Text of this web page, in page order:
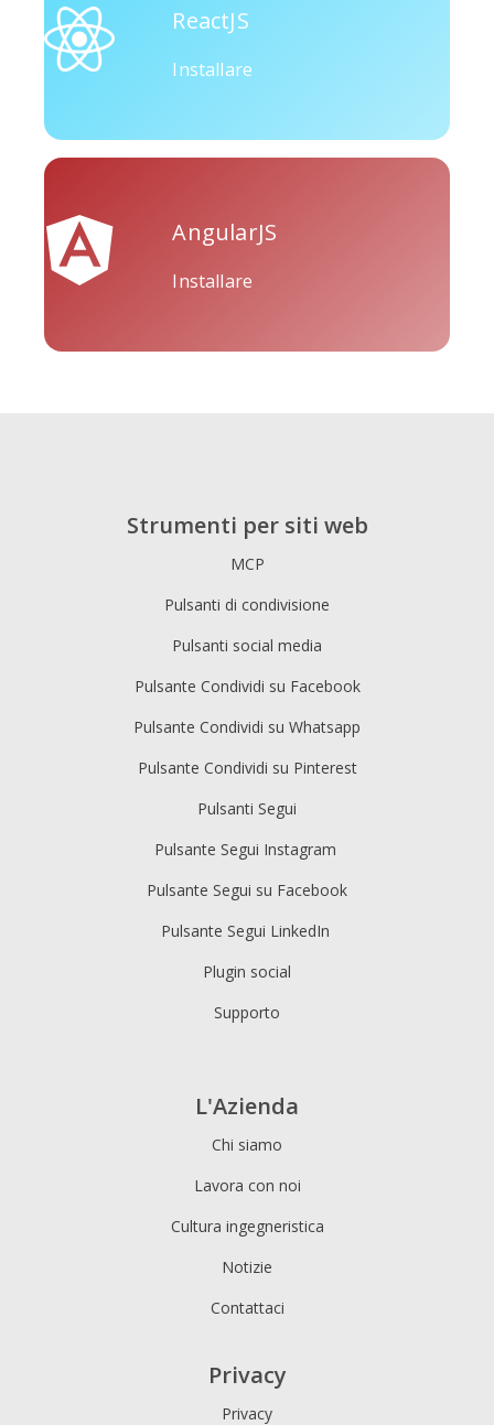
Tripadvisor Vimeo
ReactJS
Installare
AngularJS
Installare
Strumenti per siti web
MCP
Pulsanti di condivisione
Pulsanti social media
Pulsante Condividi su Facebook
Pulsante Condividi su Whatsapp
Pulsante Condividi su Pinterest
Pulsanti Segui
Pulsante Segui Instagram
Pulsante Segui su Facebook
Pulsante Segui LinkedIn
Plugin social
Supporto
L'Azienda
Chi siamo
Lavora con noi
Cultura ingegneristica
Notizie
Contattaci
Privacy
Privacy